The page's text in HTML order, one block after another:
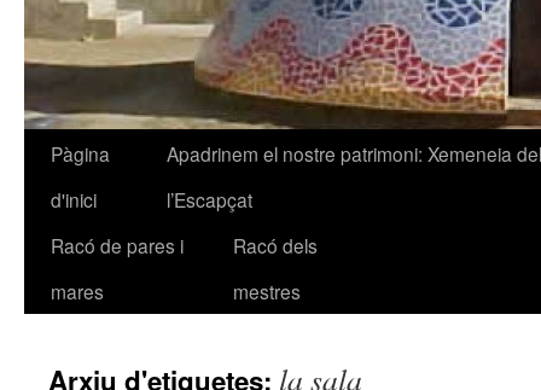
Vés
contingut
Pàgina
d'inici
Apadrinem el nostre patrimoni: Xemeneia
l’Escapçat
Racó de pares i
mares
Racó dels
mestres
Arxiu d'etiquetes: la sala